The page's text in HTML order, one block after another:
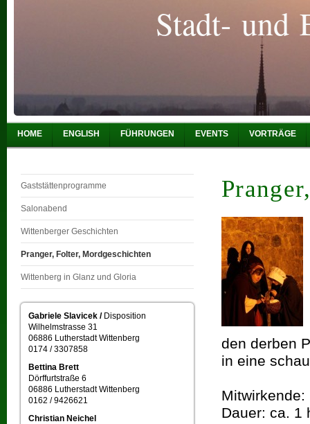
Stadt- und
HOME ENGLISH FÜHRUNGEN EVENTS VORTRÄGE
Gaststättenprogramme
Salonabend
Wittenberger Geschichten
Pranger, Folter, Mordgeschichten
Wittenberg in Glanz und Gloria
Gabriele Slavicek /Disposition
Wilhelmstrasse 31
06886 Lutherstadt Wittenberg
0174 / 3307858
Bettina Brett
Dörffurtstraße 6
06886 Lutherstadt Wittenberg
0162 / 9426621
Christian Neichel
den derben
in eine
Dauer: ca. 1